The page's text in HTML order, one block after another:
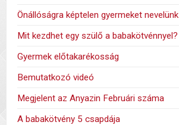
Önállóságra képtelen gyermeket nevelünk
Mit kezdhet egy szülő a babakötvénnyel?
Gyermek előtakarékosság
Bemutatkozó videó
Megjelent az Anyazin Februári száma
A babakötvény 5 csapdája